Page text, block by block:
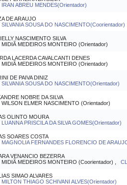
IRAN ABREU MENDES(Orientador)
DE ARAUJO
SILVANIA SOUSA DO NASCIMENTO(Coorientador)
NASCIMENTO SILVA
MIDIÃ MEDEIROS MONTEIRO (Orientador)
LACERDA CAVALCANTI DENES
MIDIÃ MEDEIROS MONTEIRO (Orientador)
DE PAIVA DINIZ
SILVANIA SOUSA DO NASCIMENTO(Orientador)
NOBRE DA SILVA
WILSON ELMER NASCIMENTO (Orientador)
OLINTO MOURA
LUANNA PRISCILA DA SILVA GOMES(Orientador)
SOARES COSTA
MAGNOLIA FERNANDES FLORENCIO DE
VENANCIO BEZERRA
MIDIÃ MEDEIROS MONTEIRO (Coorientador) ,
SIMAO ALVARES
MILTON THIAGO SCHIVANI ALVES(Orientador)